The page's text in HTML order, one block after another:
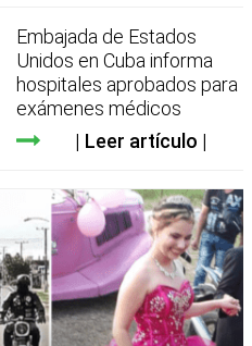
Embajada de Estados
Unidos en Cuba informa
hospitales aprobados para
exámenes médicos
Leer artículo